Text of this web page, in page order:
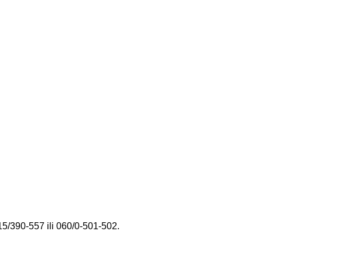
390-557 ili 060/0-501-502.